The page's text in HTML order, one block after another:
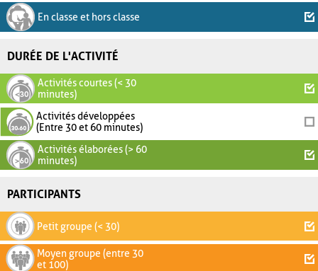
En classe et hors classe
DURÉE DE L'ACTIVITÉ
Activités courtes (< 30
minutes)
Activités développées
(Entre 30 et 60 minutes)
Activités élaborées (> 60
minutes)
PARTICIPANTS
Petit groupe (< 30)
Moyen groupe (entre 30
et 100)